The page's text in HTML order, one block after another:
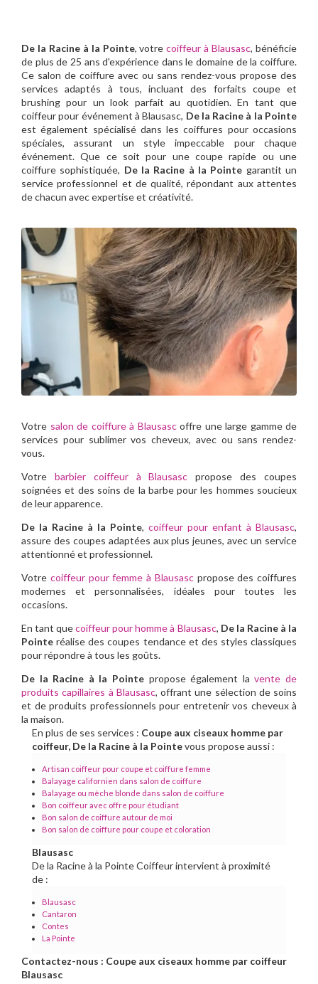
De la Racine à la Pointe, votrecoiffeur à Blausasc, bénéficie
de plus de 25 ans d'expérience dans le domaine de la coiffure.
Ce salon de coiffure avec ou sans rendez-vous propose des
services adaptés à tous, incluant des forfaits coupe et
brushing pour un look parfait au quotidien. En tant que
coiffeur pour événement à Blausasc, De la Racine à la Pointe
est également spécialisé dans les coiffures pour occasions
spéciales, assurant un style impeccable pour chaque
événement. Que ce soit pour une coupe rapide ou une
coiffure sophistiquée, De la Racine à la Pointe garantit un
service professionnel et de qualité, répondant aux attentes
de chacun avec expertise et créativité.
Votre salon de coiffure à Blausascoffre une large gamme de
services pour sublimer vos cheveux, avec ou sans rendez-
vous.
Votre barbier coiffeur à Blausasc propose des coupes
soignées et des soins de la barbe pour les hommes soucieux
de leur apparence.
De la Racine à la Pointe, coiffeur pour enfant à Blausasc,
assure des coupes adaptées aux plus jeunes, avec un service
attentionné et professionnel.
Votre coiffeur pour femme à Blausascpropose des coiffures
modernes et personnalisées, idéales pour toutes les
occasions.
En tant quecoiffeur pour homme à Blausasc, De la Racine à la
Pointe réalise des coupes tendance et des styles classiques
pour répondre à tous les goûts.
De la Racine à la Pointe propose également lavente de
produits capillaires à Blausasc, offrant une sélection de soins
et de produits professionnels pour entretenir vos cheveux à
la maison.
En plus de ses services : Coupe aux ciseaux homme par
coiffeur, De la Racine à la Pointevous propose aussi :
Artisan coiffeur pour coupe et coiffure femme
Balayage californien dans salon de coiffure
Balayage ou mèche blonde dans salon de coiffure
Bon coiffeur avec offre pour étudiant
Bon salon de coiffure autour de moi
Bon salon de coiffure pour coupe et coloration
Blausasc
De la Racine à la Pointe Coiffeur intervient à proximité
de :
Blausasc
Cantaron
Contes
La Pointe
Contactez-nous : Coupe aux ciseaux homme par coiffeur
Blausasc